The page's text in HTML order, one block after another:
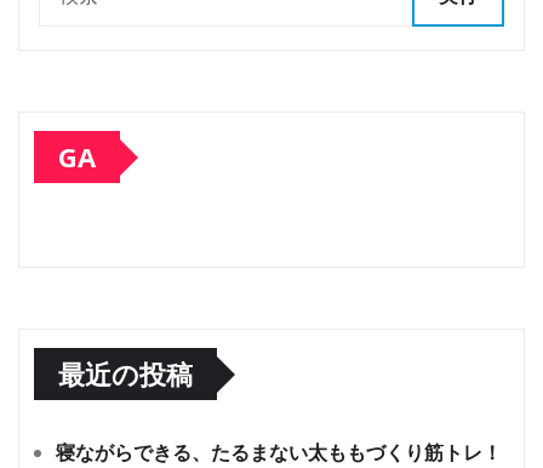
GA
最近の投稿
寝ながらできる、たるまない太ももづくり筋トレ！